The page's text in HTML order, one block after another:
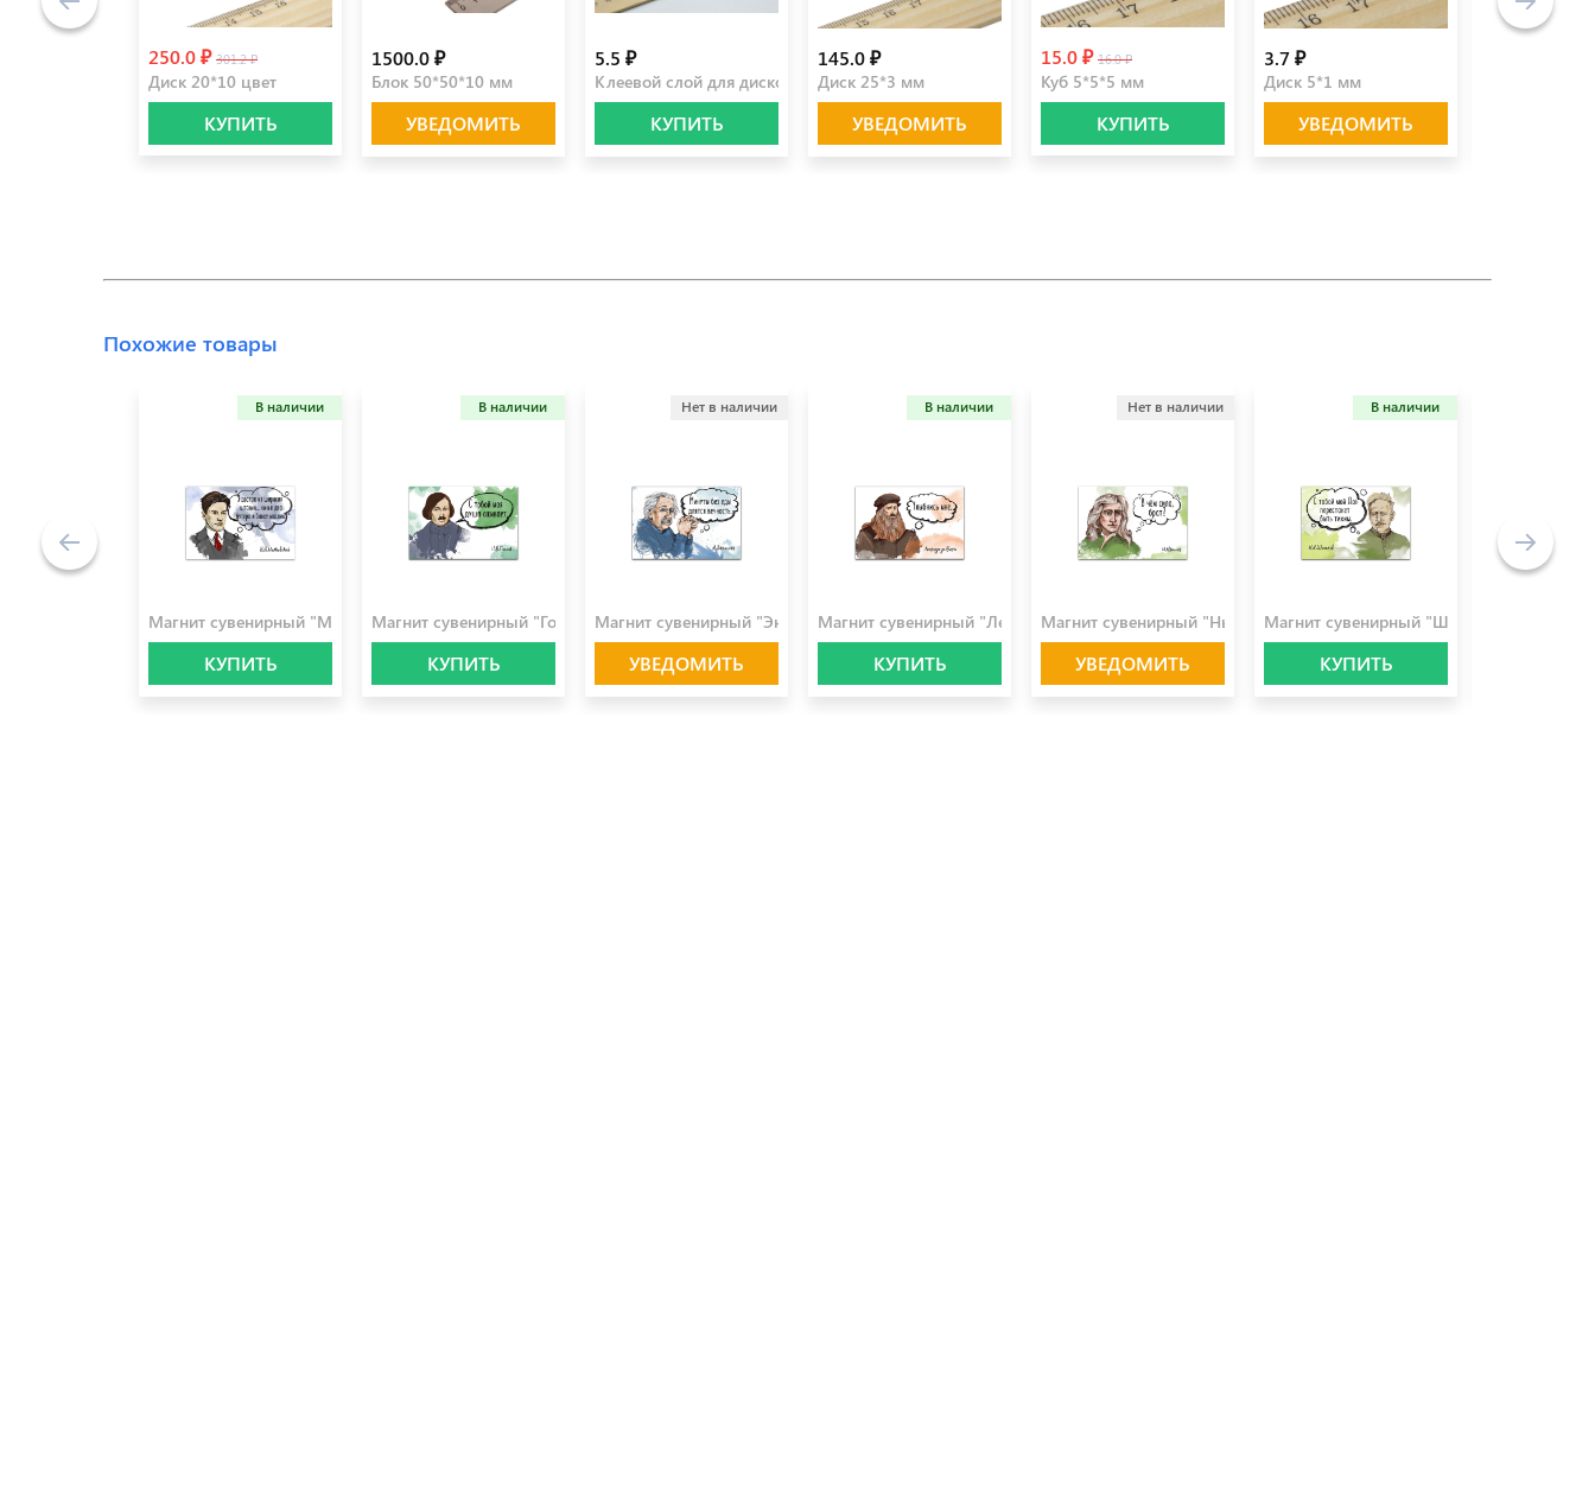
250.0 ₽ 301.2 ₽
Диск 20*10 цвет
КУПИТЬ
1500.0 ₽
Блок 50*50*10 мм
УВЕДОМИТЬ
5.5 ₽
Клеевой слой для дисков 20 мм
КУПИТЬ
145.0 ₽
Диск 25*3 мм
УВЕДОМИТЬ
15.0 ₽ 16.0 ₽
Куб 5*5*5 мм
КУПИТЬ
3.7 ₽
Диск 5*1 мм
УВЕДОМИТЬ
Похожие товары
В наличии
Магнит сувенирный "Маяковский"
КУПИТЬ
В наличии
Магнит сувенирный "Гоголь"
КУПИТЬ
Нет в наличии
Магнит сувенирный "Энштейн"
УВЕДОМИТЬ
В наличии
Магнит сувенирный "Леонардо Да Винчи"
КУПИТЬ
Нет в наличии
Магнит сувенирный "Ньютон"
УВЕДОМИТЬ
В наличии
Магнит сувенирный "Шолохов"
КУПИТЬ